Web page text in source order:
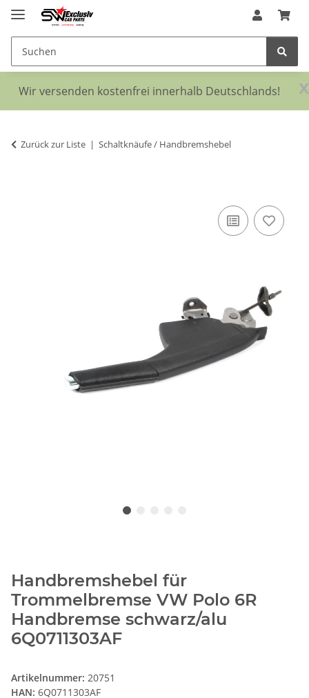
x
Wir versenden kostenfrei innerhalb Deutschlands!
Zurück zur Liste Schaltknäufe / Handbremshebel
Handbremshebel für
Trommelbremse VW Polo 6R
Handbremse schwarz/alu
6Q0711303AF
Artikelnummer: 20751
HAN: 6Q0711303AF